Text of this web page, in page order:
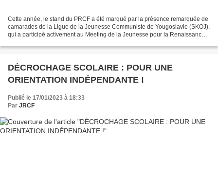
Cette année, le stand du PRCF a été marqué par la présence remarquée de
camarades de la Ligue de la Jeunesse Communiste de Yougoslavie (SKOJ),
qui a participé activement au Meeting de la Jeunesse pour la Renaissance
DÉCROCHAGE SCOLAIRE : POUR UNE
ORIENTATION INDÉPENDANTE !
Publié le 17/01/2023 à 18:33
Par JRCF